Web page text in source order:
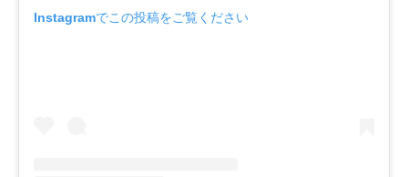
Instagramでこの投稿をご覧ください